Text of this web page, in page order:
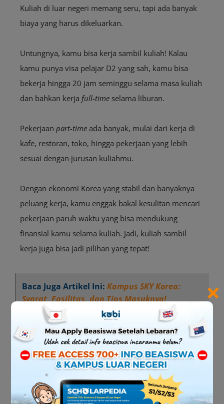
Kuliah di luar negeri memang seru, tapi ada banyak
biaya yang harus dikeluarkan.
Untungnya, kamu bisa kerja sambil kuliah! Kalau
kamu punya visa pelajar D2 yang sah, kamu bisa
bekerja hingga 20 jam seminggu selama masa kuliah
dan bahkan kerja full-time selama liburan.
Pekerjaan part-time ada banyak, mulai dari kerja di
kafe, restoran, toko, hingga pekerjaan yang lebih
sesuai dengan jurusan kuliahmu.
Dengan ekonomi Korea yang stabil dan banyaknya
peluang kerja, kamu enggak bakal kesulitan mencari
pekerjaan paruh waktu yang bisa mendukung
finansial kamu selama kuliah. Jadi, kuliah sambil
kerja juga bisa jadi pilihan yang tepat!
Baca Juga Artikel Ini: Kampus SKY Korea:
Syarat, Fasilitas, dan Tips Masuknya!
Masih Bingung Pilih Kampus? Yuk Cek
Universitas Terbaik Yang Bisa Jadi
Pilihan!
×